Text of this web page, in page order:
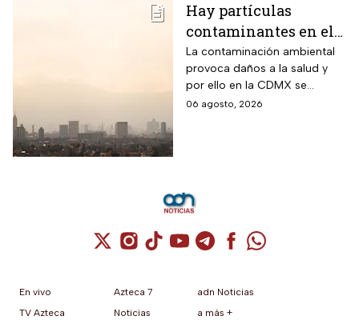
Hay partículas
contaminantes en el
ambiente; así está la
calidad del aire hoy
en CDMX
La contaminación ambiental
provoca daños a la salud y
por ello en la CDMX se
monitorea la calidad del aire
06 agosto, 2026
Cuenta de X / Twitter (se abre en una
Cuenta de Instagram (se abre en una
Cuenta de TikTok (se abre en
Cuenta de YouTube (se abre
Cuenta de Telegram (se
Cuenta de
Cuenta de
En vivo
TV Azteca
Azteca 7
Noticias
adn Noticias
a más +